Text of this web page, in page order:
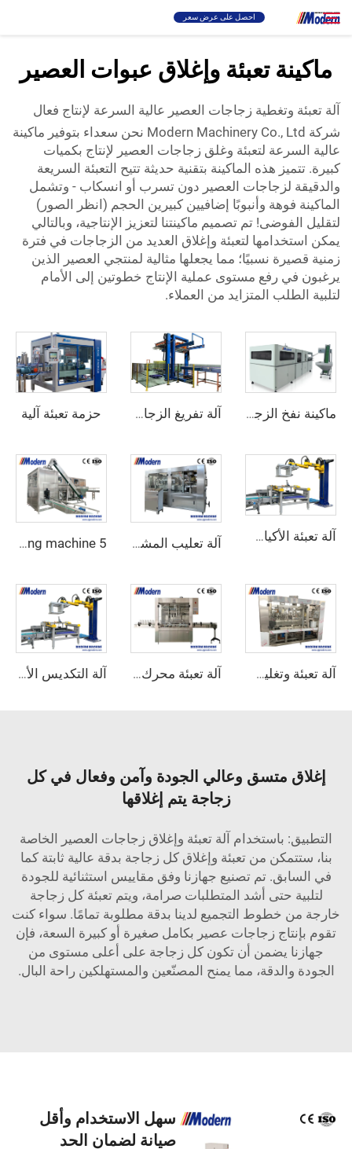
احصل على عرض سعر
تعبئة والتغليف
نبذة
فيديو
الاتصال
موقع RU
بحث
ماكينة تعبئة وإغلاق عبوات العصير
آلة تعبئة وتغطية زجاجات العصير عالية السرعة لإنتاج فعال
شركة Modern Machinery Co., Ltd نحن سعداء بتوفير ماكينة
عالية السرعة لتعبئة وغلق زجاجات العصير لإنتاج بكميات
كبيرة. تتميز هذه الماكينة بتقنية حديثة تتيح التعبئة السريعة
والدقيقة لزجاجات العصير دون تسرب أو انسكاب - وتشمل
الماكينة فوهة وأنبوبًا إضافيين كبيرين الحجم (انظر الصور)
لتقليل الفوضى! تم تصميم ماكينتنا لتعزيز الإنتاجية، وبالتالي
يمكن استخدامها لتعبئة وإغلاق العديد من الزجاجات في فترة
زمنية قصيرة نسبيًا؛ مما يجعلها مثالية لمنتجي العصير الذين
يرغبون في رفع مستوى عملية الإنتاج خطوتين إلى الأمام
لتلبية الطلب المتزايد من العملاء.
ماكينة نفخ الزجاجة البلاستيكية PET آلة تفريغ الزجاجات الفارغة حزمة تعبئة آلية
آلة تعبئة الأكياس الآلية
آلة تعليب المشروبات الغازية 5 gallon filling machine
آلة تعبئة وتغليف علب العصير آلة تعبئة محرك سيرفو للمنظفات آلة التكديس الأوتوماتيكية
إغلاق متسق وعالي الجودة وآمن وفعال في كل
زجاجة يتم إغلاقها
التطبيق: باستخدام آلة تعبئة وإغلاق زجاجات العصير الخاصة
بنا، ستتمكن من تعبئة وإغلاق كل زجاجة بدقة عالية ثابتة كما
في السابق. تم تصنيع جهازنا وفق مقاييس استثنائية للجودة
لتلبية حتى أشد المتطلبات صرامة، ويتم تعبئة كل زجاجة
خارجة من خطوط التجميع لدينا بدقة مطلوبة تمامًا. سواء كنت
تقوم بإنتاج زجاجات عصير بكامل صغيرة أو كبيرة السعة، فإن
جهازنا يضمن أن تكون كل زجاجة على أعلى مستوى من
الجودة والدقة، مما يمنح المصنّعين والمستهلكين راحة البال.
سهل الاستخدام وأقل
صيانة لضمان الحد